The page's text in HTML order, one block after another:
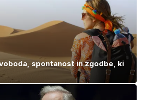
spontanost in zgodbe, ki